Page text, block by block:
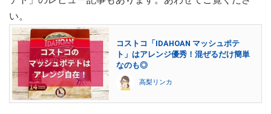
い。
コストコ「IDAHOAN マッシュポテ
ト」はアレンジ優秀！混ぜるだけ簡単
なのも◎
高梨リンカ